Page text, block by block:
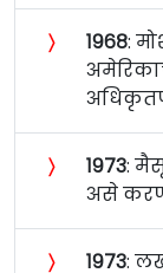
〉 १९६८:
〉 १९७३:
असे
〉 १९७३: